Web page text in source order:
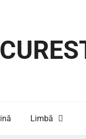
Limbă